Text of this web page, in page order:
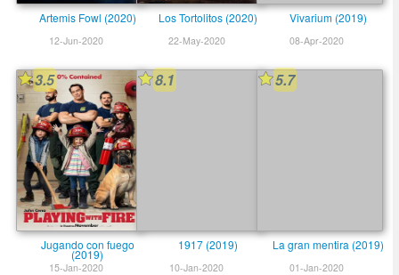
Artemis Fowl (2020)
12-Jun-2020
Los Tortolitos (2020)
22-May-2020
Vivarium (2019)
08-Apr-2020
3.5
Jugando con fuego
(2019)
15-Jan-2020
8.1
1917 (2019)
10-Jan-2020
5.7
La gran mentira (2019)
01-Jan-2020